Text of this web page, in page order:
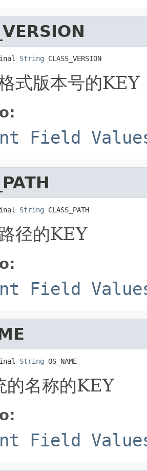
String CLASS_VERSION
式版本号的KEY
Field
String CLASS_PATH
径的KEY
Field
String OS_NAME
的名称的KEY
Field